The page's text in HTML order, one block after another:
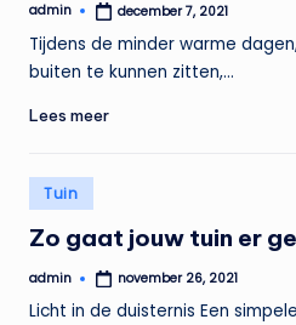
Geplaatst
admin december 7, 2021
Tijdens de minder warme
buiten te kunnen zitten,…
Lees meer
Geplaatst
in
Tuin
Zo gaat jouw tuin er
Geplaatst
admin november 26, 2021
Licht in de duisternis Een